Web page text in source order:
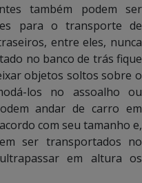
também podem ser
para o transporte de
entre eles, nunca
no banco de trás fique
objetos soltos sobre o
los no assoalho ou
andar de carro em
com seu tamanho e,
ser transportados no
em altura os